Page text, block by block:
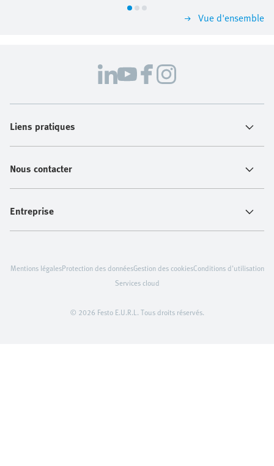
Vue d'ensemble
Liens pratiques
Nous contacter
Entreprise
© 2026 Festo E.U.R.L. Tous droits réservés.
Mentions légalesProtection des donnéesGestion des cookiesConditions d'utilisation
Services cloud